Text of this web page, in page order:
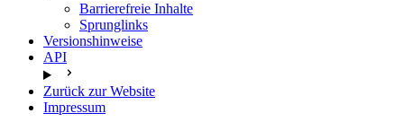
Barrierefreie Inhalte
Sprunglinks
Versionshinweise
API
Zurück zur Website
Impressum